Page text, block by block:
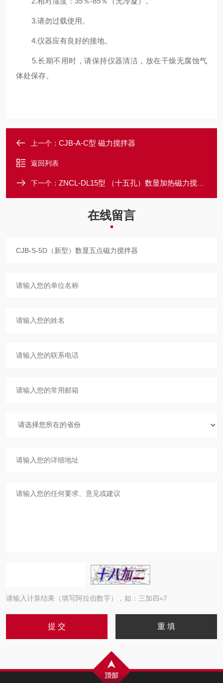
3.请勿过载使用。
4.仪器应有良好的接地。
5.长期不用时，请保持仪器清洁，放在干燥无腐蚀气
体处保存。
上一个： CJB-A-C型 磁力搅拌器
返回列表
下一个： ZNCL-DL15型 （十五孔）数显加热磁力搅拌器
在线留言
请输入计算结果（填写阿拉伯数字），如：三加四=7